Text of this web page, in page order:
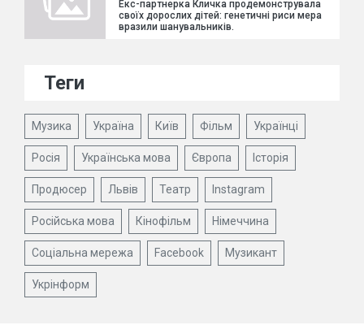
Екс-партнерка Кличка продемонструвала
своїх дорослих дітей: генетичні риси мера
вразили шанувальників.
Теги
Музика Україна Київ Фільм Українці
Росія Українська мова Європа Історія
Продюсер Львів Театр Instagram
Російська мова Кінофільм Німеччина
Соціальна мережа Facebook Музикант
Укрінформ